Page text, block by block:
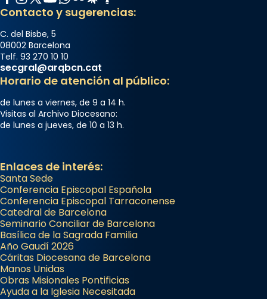
Contacto y sugerencias:
C. del Bisbe, 5
08002 Barcelona
Telf. 93 270 10 10
secgral@arqbcn.cat
Horario de atención al público:
de lunes a viernes, de 9 a 14 h.
Visitas al Archivo Diocesano:
de lunes a jueves, de 10 a 13 h.
Enlaces de interés:
Santa Sede
Conferencia Episcopal Española
Conferencia Episcopal Tarraconense
Catedral de Barcelona
Seminario Conciliar de Barcelona
Basílica de la Sagrada Familia
Año Gaudí 2026
Cáritas Diocesana de Barcelona
Manos Unidas
Obras Misionales Pontificias
Ayuda a la Iglesia Necesitada